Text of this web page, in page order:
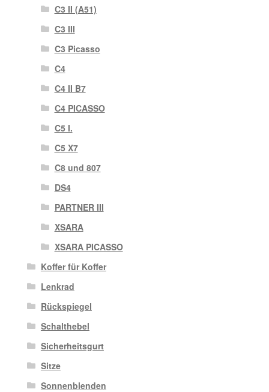
C3 II (A51)
C3 III
C3 Picasso
C4
C4 II B7
C4 PICASSO
C5 I.
C5 X7
C8 und 807
DS4
PARTNER III
XSARA
XSARA PICASSO
Koffer für Koffer
Lenkrad
Rückspiegel
Schalthebel
Sicherheitsgurt
Sitze
Sonnenblenden